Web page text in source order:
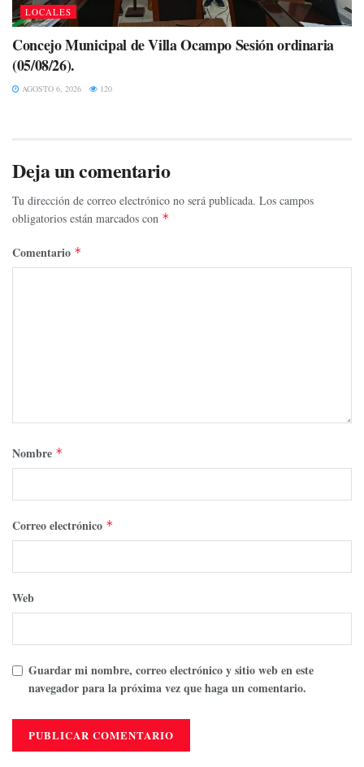
LOCALES
Concejo Municipal de Villa Ocampo Sesión ordinaria
(05/08/26).
AGOSTO 6, 2026 120
Deja un comentario
Tu dirección de correo electrónico no será publicada. Los campos
obligatorios están marcados con *
Comentario *
Nombre *
Correo electrónico *
Web
Guardar mi nombre, correo electrónico y sitio web en este
navegador para la próxima vez que haga un comentario.